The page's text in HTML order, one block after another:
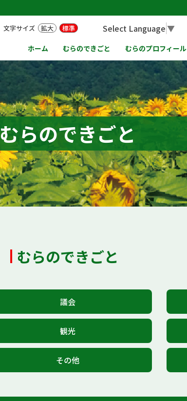
ホーム むらのできごと むらのプロフィール
文字サイズ 拡大 標準 Select Language▼
むらのできごと
むらのできごと
議会
観光
その他